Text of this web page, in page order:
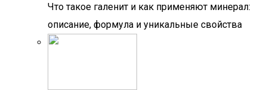
Что такое галенит и как применяют минерал:
описание, формула и уникальные свойства